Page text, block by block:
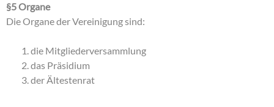
§5 Organe
Die Organe der Vereinigung sind:
die Mitgliederversammlung
das Präsidium
der Ältestenrat